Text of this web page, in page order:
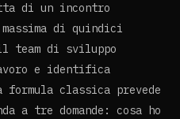
di un incontro
di quindici
team di sviluppo
e identifica
formula classica prevede
a tre domande: cosa ho